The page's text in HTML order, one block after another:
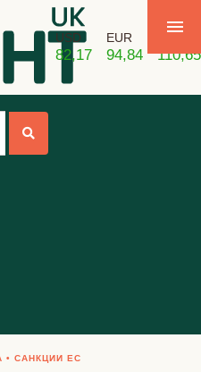
USD
82,17
EUR
94,84 110,65
САНКЦИИ ЕС